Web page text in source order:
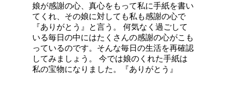
娘が感謝の心、真心をもって私に手紙を書い
てくれ、その娘に対しても私も感謝の心で
『ありがとう』と言う。 何気なく過ごして
いる毎日の中にはたくさんの感謝の心がこも
っているのです。そんな毎日の生活を再確認
してみましょう。 今では娘のくれた手紙は
私の宝物になりました。『ありがとう』